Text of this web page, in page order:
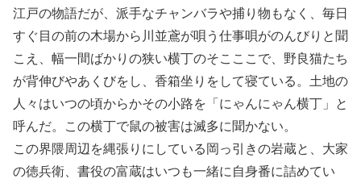
江戸の物語だが、派手なチャンバラや捕り物もなく、毎日
すぐ目の前の木場から川並鳶が唄う仕事唄がのんびりと聞
こえ、幅一間ばかりの狭い横丁のそこここで、野良猫たち
が背伸びやあくびをし、香箱坐りをして寝ている。土地の
人々はいつの頃からかその小路を「にゃんにゃん横丁」と
呼んだ。この横丁で鼠の被害は滅多に聞かない。
この界隈周辺を縄張りにしている岡っ引きの岩蔵と、大家
の徳兵衛、書役の富蔵はいつも一緒に自身番に詰めてい